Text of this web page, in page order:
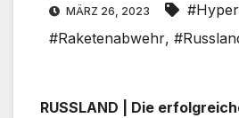
MÄRZ 26, 2023
#Raketenabwehr,
RUSSLAND | Die